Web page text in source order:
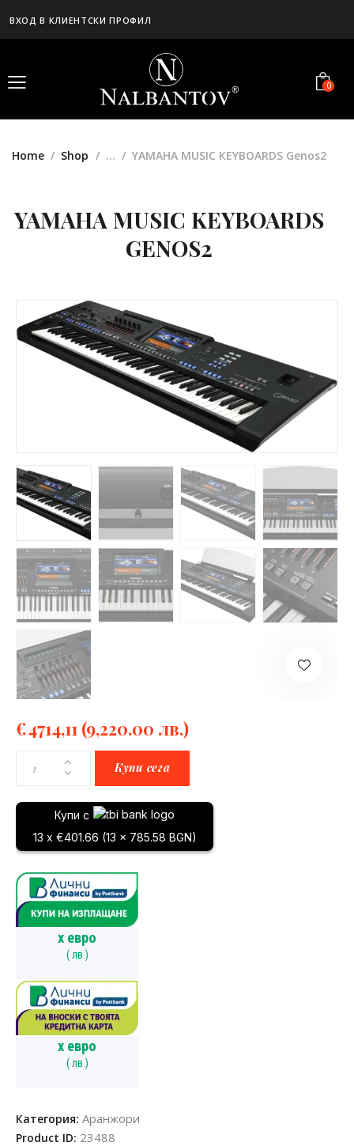
ВХОД В КЛИЕНТСКИ ПРОФИЛ
0
YAMAHA MUSIC KEYBOARDS
GENOS2
Home Shop ... YAMAHA MUSIC KEYBOARDS Genos2
€4714,11 (9,220.00 лв.)
Купи сега
Купи с
13 x €401.66 (13 x 785.58 BGN)
x евро
(лв.)
x евро
(лв.)
Категория: Аранжори
Product ID: 23488